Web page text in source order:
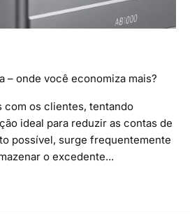
– onde você economiza mais?
com os clientes, tentando
ideal para reduzir as contas de
possível, surge frequentemente
o excedente...